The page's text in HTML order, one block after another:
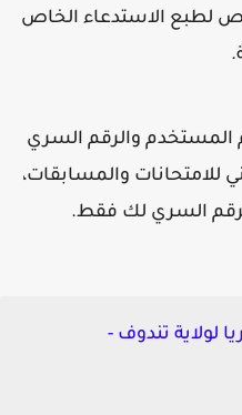
لطبع الاستدعاء الخاص
والرقم السري
والمسابقات،
السري لك فقط.
تندوف -